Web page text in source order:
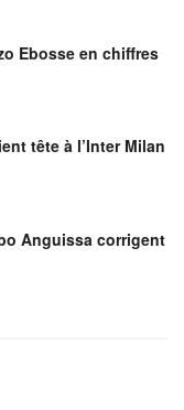
Ebosse en chiffres
tête à l’Inter Milan
Anguissa corrigent